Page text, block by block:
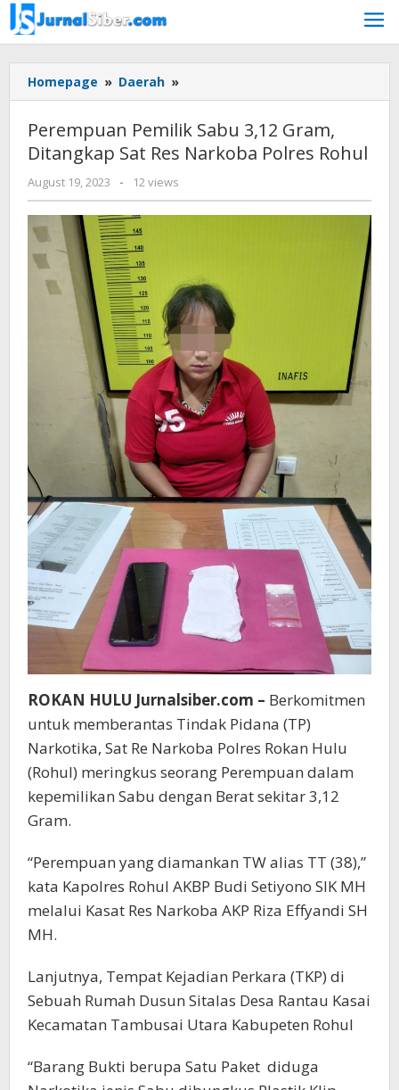
Skip
to
content
Homepage » Daerah »
Pemilik
3,12
Gram,
Res
Perempuan Pemilik Sabu 3,12 Gram,
Ditangkap Sat Res Narkoba Polres Rohul
August 19, 2023
by
Jurnalsiber
- 12 views
ROKAN HULU Jurnalsiber.com – Berkomitmen
untuk memberantas Tindak Pidana (TP)
Narkotika, Sat Re Narkoba Polres Rokan Hulu
(Rohul) meringkus seorang Perempuan dalam
kepemilikan Sabu dengan Berat sekitar 3,12
Gram.
“Perempuan yang diamankan TW alias TT (38),”
kata Kapolres Rohul AKBP Budi Setiyono SIK MH
melalui Kasat Res Narkoba AKP Riza Effyandi SH
MH.
Lanjutnya, Tempat Kejadian Perkara (TKP) di
Sebuah Rumah Dusun Sitalas Desa Rantau Kasai
Kecamatan Tambusai Utara Kabupeten Rohul
“Barang Bukti berupa Satu Paket diduga